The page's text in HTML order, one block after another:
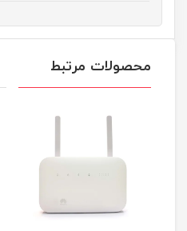
محصولات مرتبط